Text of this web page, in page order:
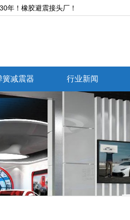
年！橡胶避震接头厂！
簧减震器 行业新闻